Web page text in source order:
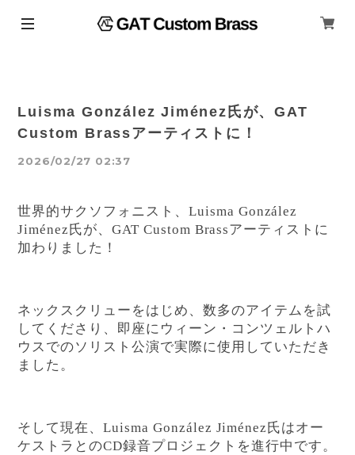
Luisma González Jiménez氏が、GAT
Custom Brassアーティストに！
2026/02/27 02:37
世界的サクソフォニスト、Luisma González
Jiménez氏が、GAT Custom Brassアーティストに
加わりました！
ネックスクリューをはじめ、数多のアイテムを試
してくださり、即座にウィーン・コンツェルトハ
ウスでのソリスト公演で実際に使用していただき
ました。
そして現在、Luisma González Jiménez氏はオー
ケストラとのCD録音プロジェクトを進行中です。